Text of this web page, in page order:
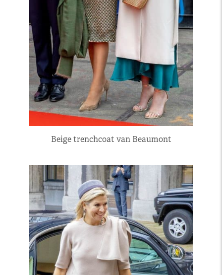
Beige trenchcoat van Beaumont